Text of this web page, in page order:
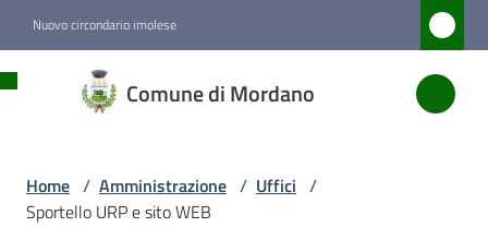
Nuovo circondario imolese
Comune di Mordano
di
Home / Amministrazione / Uffici /
Sportello URP e sito WEB